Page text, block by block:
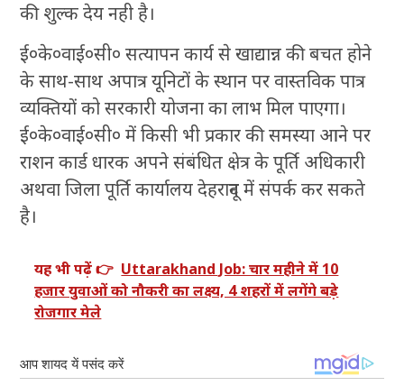
की शुल्क देय नही है।
ई०के०वाई०सी० सत्यापन कार्य से खाद्यान्न की बचत होने
के साथ-साथ अपात्र यूनिटों के स्थान पर वास्तविक पात्र
व्यक्तियों को सरकारी योजना का लाभ मिल पाएगा।
ई०के०वाई०सी० में किसी भी प्रकार की समस्या आने पर
राशन कार्ड धारक अपने संबंधित क्षेत्र के पूर्ति अधिकारी
अथवा जिला पूर्ति कार्यालय देहरादून में संपर्क कर सकते
है।
यह भी पढ़ें 👉 Uttarakhand Job: चार महीने में 10
हजार युवाओं को नौकरी का लक्ष्य, 4 शहरों में लगेंगे बड़े
रोजगार मेले